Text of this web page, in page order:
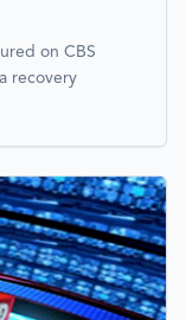
on CBS
recovery